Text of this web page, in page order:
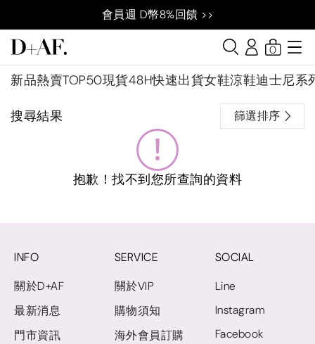
會員週 D幣8%回饋 >>
新品熱賣TOP50現貨48H快速出貨女鞋涼鞋迪士尼系
0
搜尋結果 篩選排序
抱歉！找不到您所查詢的資料
INFO
關於D+AF
最新消息
門市資訊
SERVICE
關於VIP
購物須知
海外會員訂購
SOCIAL
Line
Instagram
Facebook